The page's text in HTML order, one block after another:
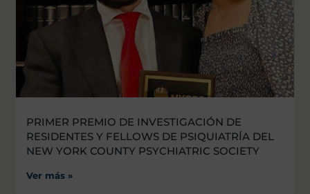
PRIMER PREMIO DE INVESTIGACIÓN DE
RESIDENTES Y FELLOWS DE PSIQUIATRÍA DEL
NEW YORK COUNTY PSYCHIATRIC SOCIETY
Ver más »